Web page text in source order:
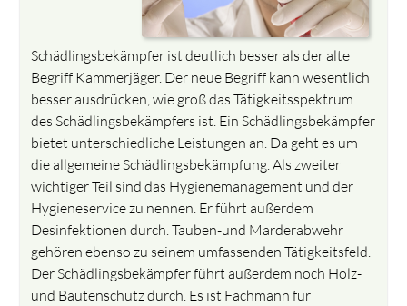
Schädlingsbekämpfer ist deutlich besser als der alte
Begriff Kammerjäger. Der neue Begriff kann wesentlich
besser ausdrücken, wie groß das Tätigkeitsspektrum
des Schädlingsbekämpfers ist. Ein Schädlingsbekämpfer
bietet unterschiedliche Leistungen an. Da geht es um
die allgemeine Schädlingsbekämpfung. Als zweiter
wichtiger Teil sind das Hygienemanagement und der
Hygieneservice zu nennen. Er führt außerdem
Desinfektionen durch. Tauben-und Marderabwehr
gehören ebenso zu seinem umfassenden Tätigkeitsfeld.
Der Schädlingsbekämpfer führt außerdem noch Holz-
und Bautenschutz durch. Es ist Fachmann für